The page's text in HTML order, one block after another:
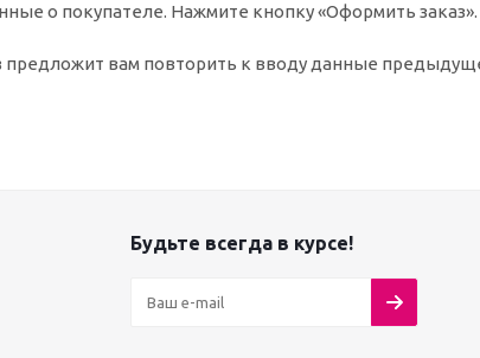
о покупателе. Нажмите кнопку «Оформить заказ».
вам повторить к вводу данные
Будьте всегда в курсе!